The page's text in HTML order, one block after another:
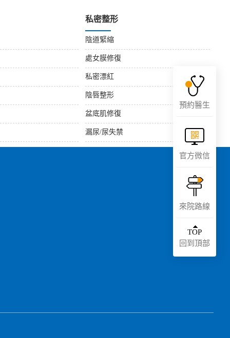
私密整形
陰道緊縮
處女膜修復
私密漂紅
陰唇整形
盆底肌修復
漏尿/尿失禁
預約醫生
官方微信
來院路線
TOP
回到頂部